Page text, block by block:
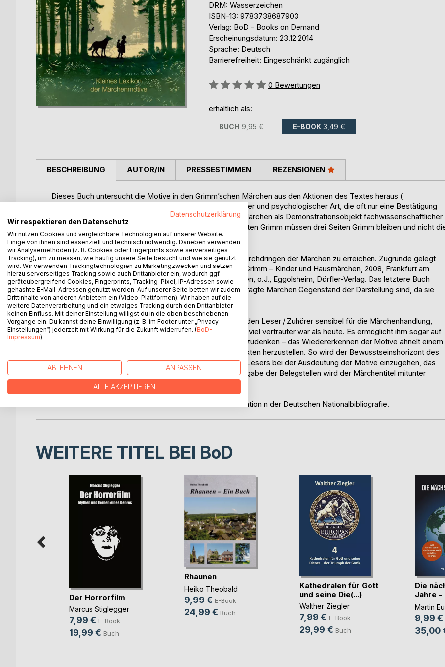
DRM: Wasserzeichen
ISBN-13: 9783738687903
Verlag: BoD - Books on Demand
Erscheinungsdatum: 23.12.2014
Sprache: Deutsch
Barrierefreiheit: Eingeschränkt zugänglich
Bewertung::
0 Bewertungen
erhältlich als:
BUCH 9,95 € E-BOOK 3,49 €
BESCHREIBUNG
Dieses Buch untersucht die Motive in den Grimm’schen Märchen aus den Aktionen des Textes heraus (
märchenimmanent ). Ansätze soziologischer, politologischer und psychologischer Art, die oft nur eine Bestätigung
des jeweiligen Wissenschaftskreises erbringen sollen – Märchen als Demonstrationsobjekt fachwissenschaftlicher
Schemata – bleiben bewusst ausgeblendet, denn drei Seiten Grimm müssen drei Seiten Grimm bleiben und nicht
Spielwiese der jeweiligen Fachrichtung.
Der Begriff » Motiv « ist weit gefasst, um ein intensives Durchdringen der Märchen zu erreichen. Zugrunde gelegt
sind bei den Zitaten aus den Märchen die Bücher Brüder Grimm – Kinder und Hausmärchen, 2008, Frankfurt am
Main, Fischer Taschenbuch Verlag, sowie Grimms Märchen, o.J., Eggolsheim, Dörfler-Verlag. Das letztere Buch
wurde insbesondere dann benutzt, wenn mundartlich geprägte Märchen Gegenstand der Darstellung sind, da sie
hier moderat ins Hochdeutsche übertragen werden.
Das Auffinden bestimmter Motive als Wegmarken macht den Leser / Zuhörer sensibel für die Märchenhandlung,
gerade in einer Zeit, in der das symbolische Denken noch viel vertrauter war als heute. Es ermöglicht ihm sogar auf
Grund seiner Erfahrungen, den Gang der Handlung vorauszudenken – das Wiedererkennen der Motive ähnelt einem
Déjà-vu-Erlebnis – und Vergleiche zu anderen Märchentexten herzustellen. So wird der Bewusstseinshorizont des
Rezipienten gewahrt. Auf die Erfahrungen des damaligen Lesers bei der Ausdeutung der Motive einzugehen, das
hat sich diese Untersuchung zum Ziel gesetzt. Bei der Angabe der Belegstellen wird der Märchentitel mitunter
verkürzt wiedergegeben.
Die Deutsche Nationalbibliothek verzeichnet diese Publikation n der Deutschen Nationalbibliografie.
AUTOR/IN PRESSESTIMMEN REZENSIONEN
WEITERE TITEL BEI BoD
Der Horrorfilm
Marcus Stiglegger
7,99 € E-Book
19,99 € Buch
Rhaunen
Heiko Theobald
9,99 € E-Book
24,99 € Buch
Kathedralen für Gott
und seine Die(...)
Walther Ziegler
7,99 € E-Book
29,99 € Buch
Die
Jahre -
Ever
Martin
9,99 €
35,00
Datenschutzerklärung
Wir respektieren den Datenschutz
Wir nutzen Cookies und vergleichbare Technologien auf unserer Website.
Einige von ihnen sind essenziell und technisch notwendig. Daneben verwenden
wir Analysemethoden (z. B. Cookies oder Fingerprints sowie serverseitiges
Tracking), um zu messen, wie häufig unsere Seite besucht und wie sie genutzt
wird. Wir verwenden Trackingtechnologien zu Marketingzwecken und setzen
hierzu serverseitiges Tracking sowie auch Drittanbieter ein, wodurch ggf.
geräteübergreifend Cookies, Fingerprints, Tracking-Pixel, IP-Adressen sowie
gehashte E-Mail-Adressen genutzt werden. Auf unserer Seite betten wir zudem
Drittinhalte von anderen Anbietern ein (Video-Plattformen). Wir haben auf die
weitere Datenverarbeitung und ein etwaiges Tracking durch den Drittanbieter
keinen Einfluss. Mit deiner Einstellung willigst du in die oben beschriebenen
Vorgänge ein. Du kannst deine Einwilligung (z. B. im Footer unter „Privacy-
Einstellungen“) jederzeit mit Wirkung für die Zukunft widerrufen. (BoD-
Impressum)
ABLEHNEN ANPASSEN
ALLE AKZEPTIEREN